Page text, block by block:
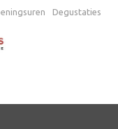
Degustaties